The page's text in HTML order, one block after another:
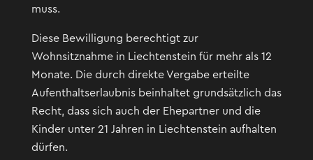
muss.
Diese Bewilligung berechtigt zur
Wohnsitznahme in Liechtenstein für mehr als 12
Monate. Die durch direkte Vergabe erteilte
Aufenthaltserlaubnis beinhaltet grundsätzlich das
Recht, dass sich auch der Ehepartner und die
Kinder unter 21 Jahren in Liechtenstein aufhalten
dürfen.